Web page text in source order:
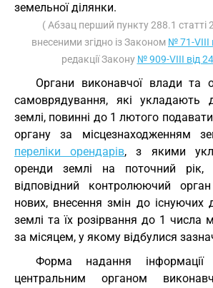
земельної ділянки.
( Абзац перший пункту 288.1 статті
внесеними згідно із Законом № 71-VIII
редакції Закону № 909-VIII від
Органи виконавчої влади та
самоврядування, які укладають
землі, повинні до 1 лютого
органу за місцезнаходженням
переліки орендарів, з якими
оренди землі на поточний рік,
відповідний контролюючий
нових, внесення змін до існуючих
землі та їх розірвання до 1 числа
за місяцем, у якому відбулися
Форма надання інформації
центральним органом